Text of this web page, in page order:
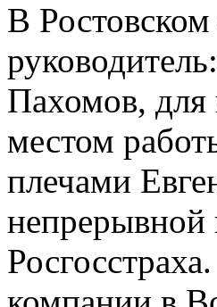
В
Пахомов, для
местом
плечами
непрерывной